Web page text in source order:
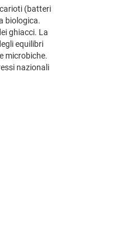
(batteri
biologica.
ghiacci. La
equilibri
microbiche.
nazionali